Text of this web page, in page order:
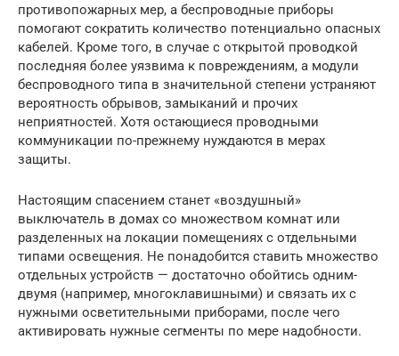
противопожарных мер, а беспроводные приборы
помогают сократить количество потенциально опасных
кабелей. Кроме того, в случае с открытой проводкой
последняя более уязвима к повреждениям, а модули
беспроводного типа в значительной степени устраняют
вероятность обрывов, замыканий и прочих
неприятностей. Хотя остающиеся проводными
коммуникации по-прежнему нуждаются в мерах
защиты.
Настоящим спасением станет «воздушный»
выключатель в домах со множеством комнат или
разделенных на локации помещениях с отдельными
типами освещения. Не понадобится ставить множество
отдельных устройств — достаточно обойтись одним-
двумя (например, многоклавишными) и связать их с
нужными осветительными приборами, после чего
активировать нужные сегменты по мере надобности.